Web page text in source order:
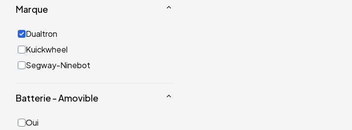
Marque
Dualtron
Kuickwheel
Segway-Ninebot
Batterie - Amovible
Oui